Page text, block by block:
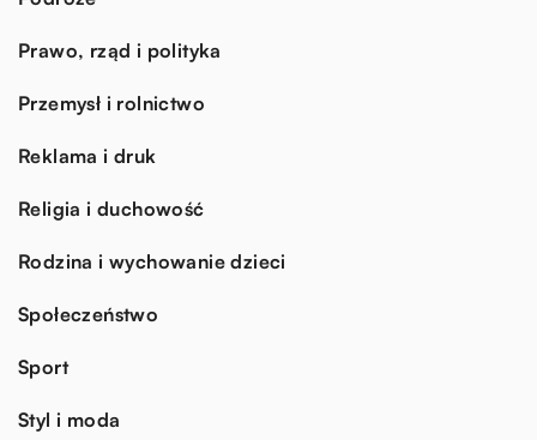
Prawo, rząd i polityka
Przemysł i rolnictwo
Reklama i druk
Religia i duchowość
Rodzina i wychowanie dzieci
Społeczeństwo
Sport
Styl i moda